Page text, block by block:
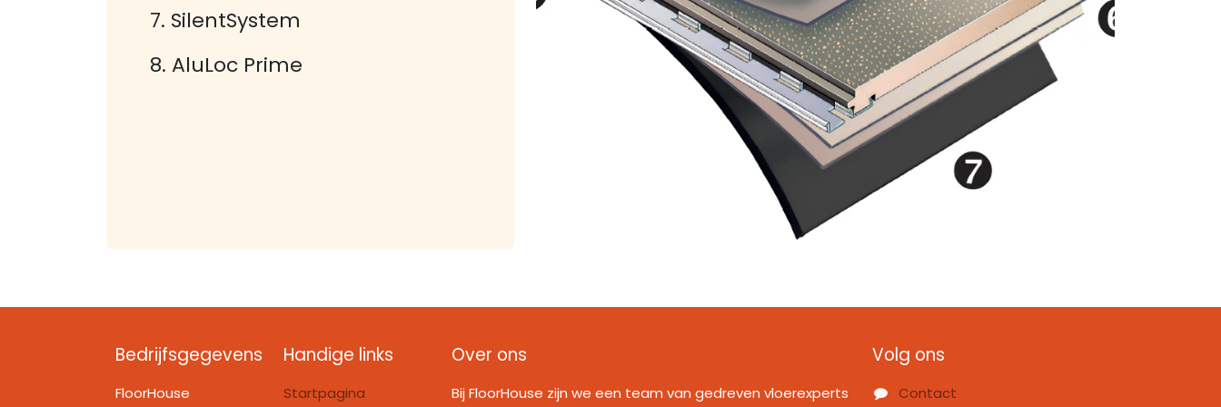
7. SilentSystem
8. AluLoc Prime
Volg ons
Contact
Over ons
Bij FloorHouse zijn we een team van gedreven vloerexperts
Handige links
Startpagina
Bedrijfsgegevens
FloorHouse